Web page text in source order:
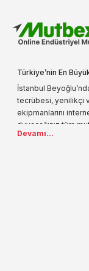
Türkiye’nin En
İstanbul
tecrübesi, yenilikçi
ekipmanlarını
duyacağınız tüm
Endüstriyel mutfak
sektörün farklı
Öztiryakiler resmi
donanıma sahip
mutbex.com ile
alacağınız hizmet
Devamı...